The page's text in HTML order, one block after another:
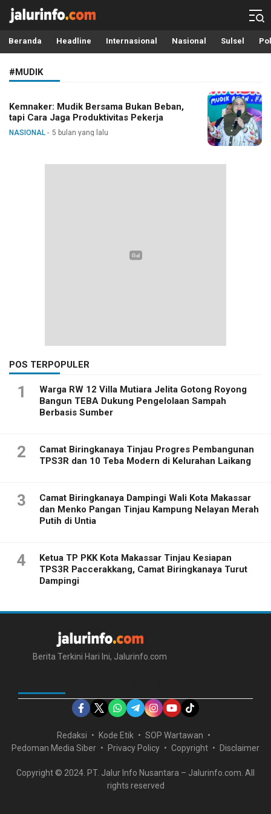
Info Terbaru, Berita Terkini Hari Ini, Jalurinfo.com
Terkini, Akurat dan Terpercaya
Beranda Headline Internasional Nasional Sulsel
#MUDIK
Kemnaker: Mudik Bersama Bukan Beban,
tapi Cara Jaga Produktivitas Pekerja
NASIONAL 5 bulan yang lalu
POS TERPOPULER
1
Warga RW 12 Villa Mutiara Jelita Gotong Royong
Bangun TEBA Dukung Pengelolaan Sampah
Berbasis Sumber
2
Camat Biringkanaya Tinjau Progres Pembangunan
TPS3R dan 10 Teba Modern di Kelurahan Laikang
3
Camat Biringkanaya Dampingi Wali Kota Makassar
dan Menko Pangan Tinjau Kampung Nelayan Merah
Putih di Untia
4
Ketua TP PKK Kota Makassar Tinjau Kesiapan
TPS3R Paccerakkang, Camat Biringkanaya Turut
Dampingi
Berita Terkini Hari Ini, Jalurinfo.com
Redaksi Kode Etik
SOP Wartawan
Pedoman Media Siber
Privacy Policy Copyright Disclaimer
Copyright © 2024. PT. Jalur Info Nusantara – Jalurinfo.com. All
rights reserved